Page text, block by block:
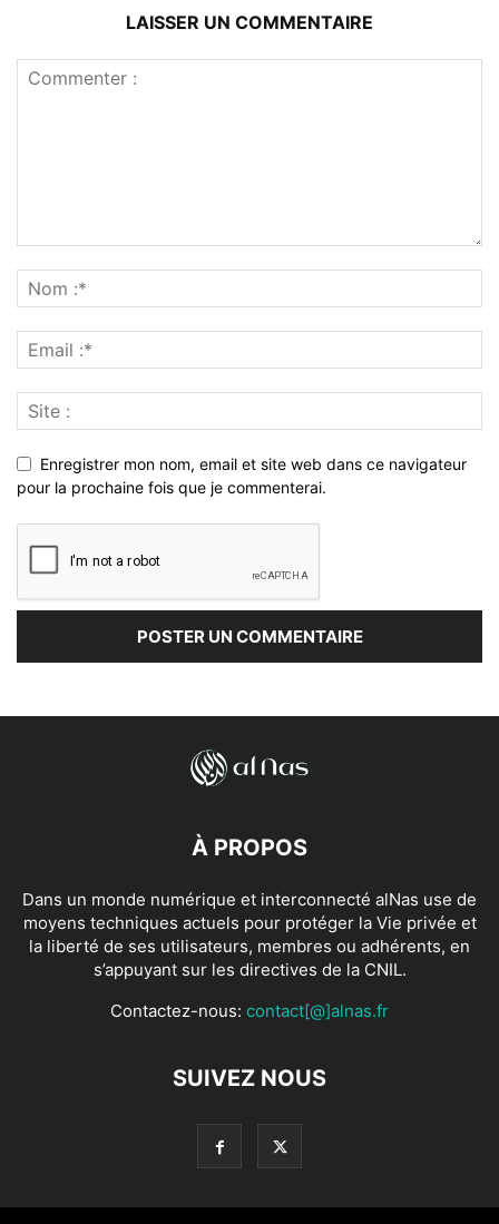
LAISSER UN COMMENTAIRE
Enregistrer mon nom, email et site web dans ce navigateur
pour la prochaine fois que je commenterai.
À PROPOS
Dans un monde numérique et interconnecté alNas use de
moyens techniques actuels pour protéger la Vie privée et
la liberté de ses utilisateurs, membres ou adhérents, en
s’appuyant sur les directives de la CNIL.
Contactez-nous: contact[@]alnas.fr
SUIVEZ NOUS